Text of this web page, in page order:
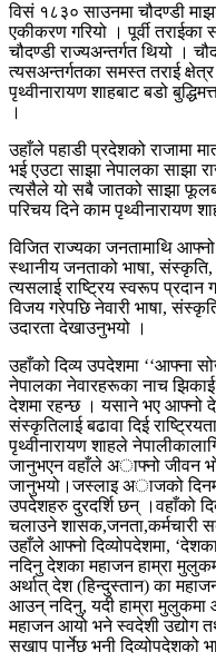
विसं १८३० साउनमा चौदण्डी
एकीकरण गरियो । पूर्वी तराईका
चौदण्डी राज्यअन्तर्गत थियो ।
त्यसअन्तर्गतका समस्त तराई
पृथ्वीनारायण शाहबाट बडो
।
उहाँले पहाडी प्रदेशको राजामा
भई एउटा साझा नेपालका साझा
त्यसैले यो सबै जातको साझा
परिचय दिने काम पृथ्वीनारायण
विजित राज्यका जनतामाथि
स्थानीय जनताको भाषा, संस्कृति,
त्यसलाई राष्ट्रिय स्वरूप प्रदान
विजय गरेपछि नेवारी भाषा,
उदारता देखाउनुभयो ।
उहाँको दिव्य उपदेशमा ‘‘आफ्ना
नेपालका नेवारहरूका नाच
देशमा रहन्छ । यसाने भए आफ्नो
संस्कृतिलाई बढावा दिई
पृथ्वीनारायण शाहले
जानुभएन वहाँले अाफ्नो जीवन
जानुभयो।जस्लाइ अाजको
उपदेशहरु दुरदर्शि छन् ।वहाँको
चलाउने शासक,जनता,कर्मचारी
उहाँले आफ्नो दिव्योपदेशमा,
नदिनु देशका महाजन हाम्रा
अर्थात् देश (हिन्दुस्तान) का
आउन् नदिनु, यदी हाम्रा
महाजन आयो भने स्वदेशी उद्योग
सखाप पार्नेछ भनी दिव्योपदेशको